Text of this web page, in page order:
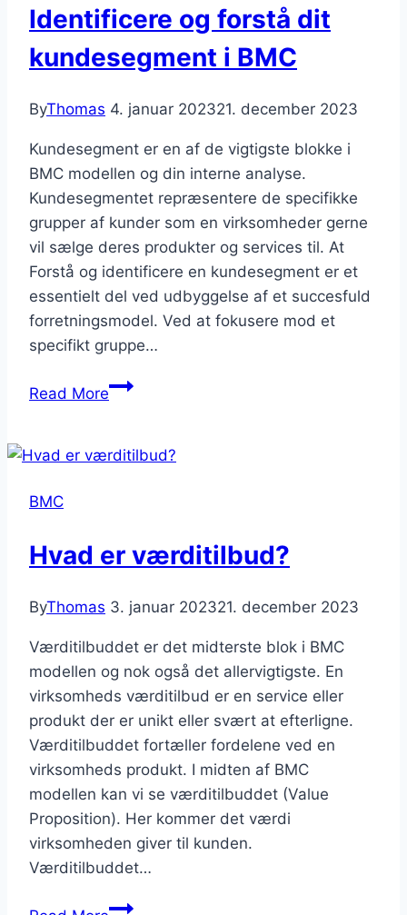
Identificere og forstå dit
kundesegment i BMC
ByThomas 4. januar 202321. december 2023
Kundesegment er en af de vigtigste blokke i
BMC modellen og din interne analyse.
Kundesegmentet repræsentere de specifikke
grupper af kunder som en virksomheder gerne
vil sælge deres produkter og services til. At
Forstå og identificere en kundesegment er et
essentielt del ved udbyggelse af et succesfuld
forretningsmodel. Ved at fokusere mod et
specifikt gruppe…
Read MoreIdentificere
dit
BMC
Hvad er værditilbud?
ByThomas 3. januar 202321. december 2023
Værditilbuddet er det midterste blok i BMC
modellen og nok også det allervigtigste. En
virksomheds værditilbud er en service eller
produkt der er unikt eller svært at efterligne.
Værditilbuddet fortæller fordelene ved en
virksomheds produkt. I midten af BMC
modellen kan vi se værditilbuddet (Value
Proposition). Her kommer det værdi
virksomheden giver til kunden.
Værditilbuddet…
Hvad